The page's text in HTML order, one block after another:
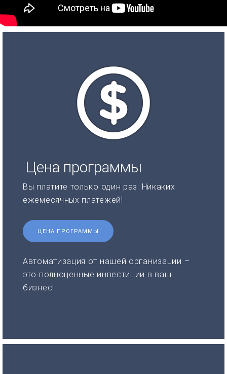
Цена программы
Вы платите только один раз. Никаких
ежемесячных платежей!
ЦЕНА ПРОГРАММЫ
Автоматизация от нашей организации –
это полноценные инвестиции в ваш
бизнес!